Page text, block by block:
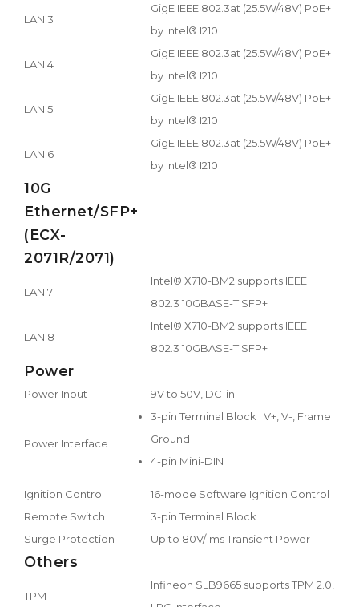
LAN 3
GigE IEEE 802.3at (25.5W/48V) PoE+
by Intel® I210
LAN 4
GigE IEEE 802.3at (25.5W/48V) PoE+
by Intel® I210
LAN 5
GigE IEEE 802.3at (25.5W/48V) PoE+
by Intel® I210
LAN 6
GigE IEEE 802.3at (25.5W/48V) PoE+
by Intel® I210
10G
Ethernet/SFP+
(ECX-
2071R/2071)
LAN 7
Intel® X710-BM2 supports IEEE
802.3 10GBASE-T SFP+
LAN 8
Intel® X710-BM2 supports IEEE
802.3 10GBASE-T SFP+
Power
Power Input 9V to 50V, DC-in
Power Interface
3-pin Terminal Block : V+, V-, Frame
Ground
4-pin Mini-DIN
Ignition Control
16-mode Software Ignition Control
Remote Switch
3-pin Terminal Block
Surge Protection
Up to 80V/1ms Transient Power
Others
TPM
Infineon SLB9665 supports TPM 2.0,